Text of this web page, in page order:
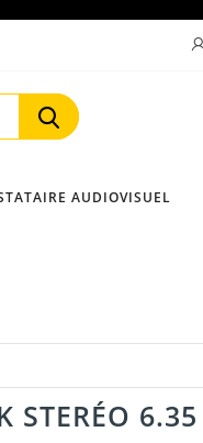
AUDIOVISUEL
STERÉO 6.35